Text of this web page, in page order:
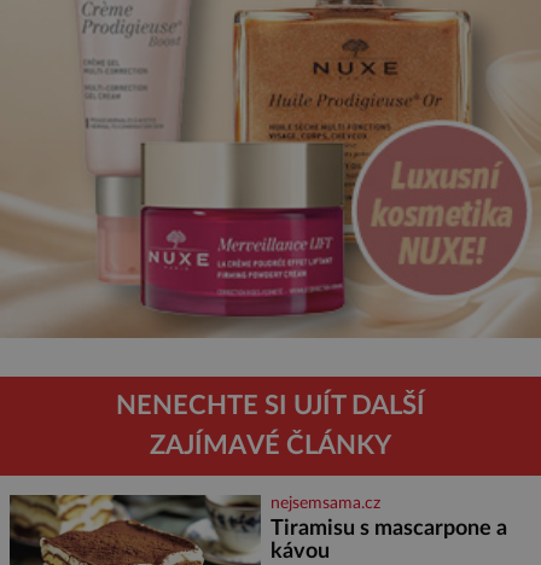
NENECHTE SI UJÍT DALŠÍ
ZAJÍMAVÉ ČLÁNKY
nejsemsama.cz
Tiramisu s mascarpone a
kávou